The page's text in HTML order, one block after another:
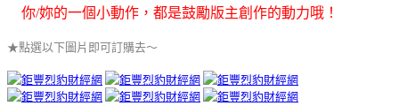
你/妳的一個小動作，都是鼓勵版主創作的動力哦！
★點選以下圖片即可訂購去～